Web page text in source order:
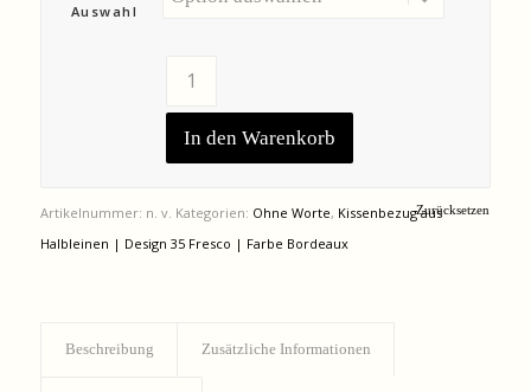
Auswahl
Zurücksetzen
In den Warenkorb
Artikelnummer: n. v. Kategorien: Ohne Worte, Kissenbezug aus
Halbleinen | Design 35 Fresco | Farbe Bordeaux
Beschreibung Zusätzliche Informationen